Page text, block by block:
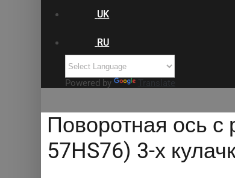
UK
RU
Powered by Translate
Поворотная ось с
57HS76) 3-х